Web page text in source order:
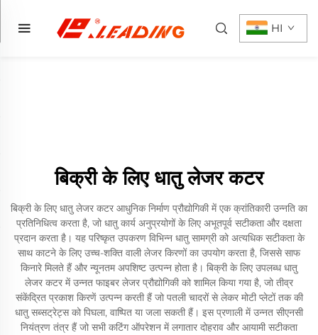
HI
बिक्री के लिए धातु लेजर कटर
बिक्री के लिए धातु लेजर कटर आधुनिक निर्माण प्रौद्योगिकी में एक क्रांतिकारी उन्नति का
प्रतिनिधित्व करता है, जो धातु कार्य अनुप्रयोगों के लिए अभूतपूर्व सटीकता और दक्षता
प्रदान करता है। यह परिष्कृत उपकरण विभिन्न धातु सामग्री को अत्यधिक सटीकता के
साथ काटने के लिए उच्च-शक्ति वाली लेजर किरणों का उपयोग करता है, जिससे साफ
किनारे मिलते हैं और न्यूनतम अपशिष्ट उत्पन्न होता है। बिक्री के लिए उपलब्ध धातु
लेजर कटर में उन्नत फाइबर लेजर प्रौद्योगिकी को शामिल किया गया है, जो तीव्र
संकेंद्रित प्रकाश किरणें उत्पन्न करती हैं जो पतली चादरों से लेकर मोटी प्लेटों तक की
धातु सब्सट्रेट्स को पिघला, वाष्पित या जला सकती हैं। इस प्रणाली में उन्नत सीएनसी
नियंत्रण तंत्र हैं जो सभी कटिंग ऑपरेशन में लगातार दोहराव और आयामी सटीकता